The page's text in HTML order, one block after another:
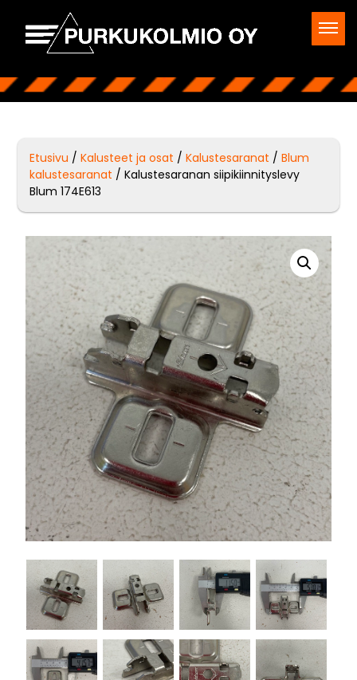
Etusivu /Kalusteet ja osat /Kalustesaranat /Blum
kalustesaranat / Kalustesaranan siipikiinnityslevy
Blum 174E613